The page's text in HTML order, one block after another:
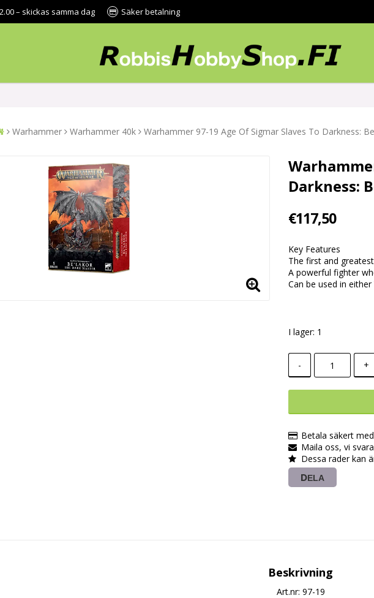
– skickas samma dag Säker betalning
Warhammer Warhammer 40k Warhammer 97-19 Age Of Sigmar Slaves To Darkness:
Darkness:
€117,50
Key Features
The first and
A powerful fighter
Can be used in
I lager: 1
- +
Betala säkert
Maila oss, vi
Dessa rader kan
DELA
Beskrivning
Art.nr: 97-19